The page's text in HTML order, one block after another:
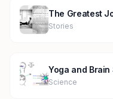
The Greatest
Stories
Yoga and
Science